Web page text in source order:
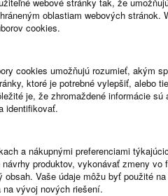
oblastiam webových stránok.
cookies.
cookies umožňujú rozumieť, akým
ktoré je potrebné vylepšiť, alebo
je, že zhromaždené informácie sú
identifikovať.
a nákupnými preferenciami
produktov, vykonávať zmeny vo
Vaše údaje môžu byť použité na
vývoj nových riešení.